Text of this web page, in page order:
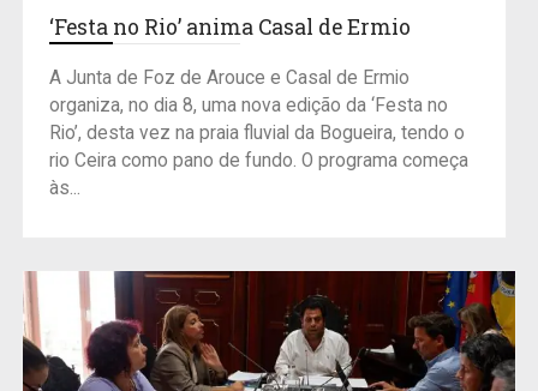
‘Festa no Rio’ anima Casal de Ermio
A Junta de Foz de Arouce e Casal de Ermio
organiza, no dia 8, uma nova edição da ‘Festa no
Rio’, desta vez na praia fluvial da Bogueira, tendo o
rio Ceira como pano de fundo. O programa começa
às...